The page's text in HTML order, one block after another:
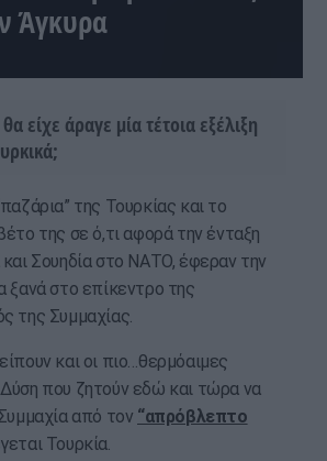
Άγκυρα
είχε άραγε μία τέτοια εξέλιξη
της Τουρκίας και το
της σε ό,τι αφορά την ένταξη
Σουηδία στο ΝΑΤΟ, έφεραν την
ξανά στο επίκεντρο της
της Συμμαχίας.
και οι πιο…θερμόαιμες
που ζητούν εδώ και τώρα να
από τον “απρόβλεπτο
Τουρκία.